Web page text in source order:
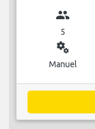
group
5
miscellaneous_services
Manuel